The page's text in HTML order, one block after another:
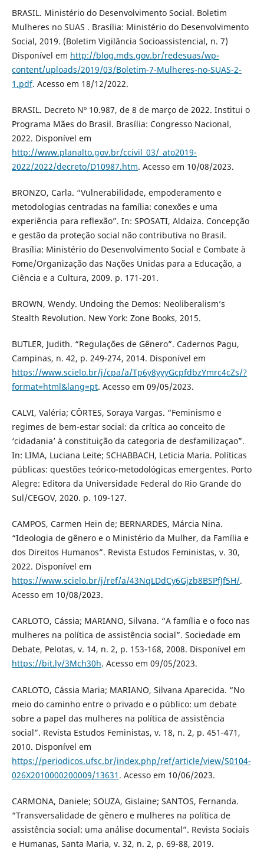
BRASIL. Ministério do Desenvolvimento Social. Boletim
Mulheres no SUAS . Brasília: Ministério do Desenvolvimento
Social, 2019. (Boletim Vigilância Socioassistencial, n. 7)
Disponível em http://blog.mds.gov.br/redesuas/wp-
content/uploads/2019/03/Boletim-7-Mulheres-no-SUAS-2-
1.pdf. Acesso em 18/12/2022.
BRASIL. Decreto Nº 10.987, de 8 de março de 2022. Institui o
Programa Mães do Brasil. Brasília: Congresso Nacional,
2022. Disponível em
http://www.planalto.gov.br/ccivil_03/_ato2019-
2022/2022/decreto/D10987.htm. Acesso em 10/08/2023.
BRONZO, Carla. “Vulnerabilidade, empoderamento e
metodologias centradas na família: conexões e uma
experiência para reflexão”. In: SPOSATI, Aldaiza. Concepção
e gestão da proteção social não contributiva no Brasil.
Brasília: Ministério do Desenvolvimento Social e Combate à
Fome/Organização das Nações Unidas para a Educação, a
Ciência e a Cultura, 2009. p. 171-201.
BROWN, Wendy. Undoing the Demos: Neoliberalism’s
Stealth Revolution. New York: Zone Books, 2015.
BUTLER, Judith. “Regulações de Gênero”. Cadernos Pagu,
Campinas, n. 42, p. 249-274, 2014. Disponível em
https://www.scielo.br/j/cpa/a/Tp6y8yyyGcpfdbzYmrc4cZs/?
format=html&lang=pt. Acesso em 09/05/2023.
CALVI, Valéria; CÔRTES, Soraya Vargas. “Feminismo e
regimes de bem-estar social: da crítica ao conceito de
‘cidadania’ à constituição da categoria de desfamilizaçao”.
In: LIMA, Luciana Leite; SCHABBACH, Leticia Maria. Políticas
públicas: questões teórico-metodológicas emergentes. Porto
Alegre: Editora da Universidade Federal do Rio Grande do
Sul/CEGOV, 2020. p. 109-127.
CAMPOS, Carmen Hein de; BERNARDES, Márcia Nina.
“Ideologia de gênero e o Ministério da Mulher, da Família e
dos Direitos Humanos”. Revista Estudos Feministas, v. 30,
2022. Disponível em
https://www.scielo.br/j/ref/a/43NqLDdCy6Gjzb8BSPfJf5H/.
Acesso em 10/08/2023.
CARLOTO, Cássia; MARIANO, Silvana. “A família e o foco nas
mulheres na política de assistência social”. Sociedade em
Debate, Pelotas, v. 14, n. 2, p. 153-168, 2008. Disponível em
https://bit.ly/3Mch30h. Acesso em 09/05/2023.
CARLOTO, Cássia Maria; MARIANO, Silvana Aparecida. “No
meio do caminho entre o privado e o público: um debate
sobre a papel das mulheres na política de assistência
social”. Revista Estudos Feministas, v. 18, n. 2, p. 451-471,
2010. Disponível em
https://periodicos.ufsc.br/index.php/ref/article/view/S0104-
026X2010000200009/13631 . Acesso em 10/06/2023.
CARMONA, Daniele; SOUZA, Gislaine; SANTOS, Fernanda.
“Transversalidade de gênero e mulheres na política de
assistência social: uma análise documental”. Revista Sociais
e Humanas, Santa Maria, v. 32, n. 2, p. 69-88, 2019.